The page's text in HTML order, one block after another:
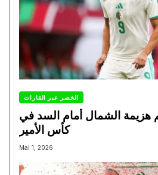
الخضر عبر القارات
هزيمة الشمال أمام السد في
كأس الأمير
Mai 1, 2026